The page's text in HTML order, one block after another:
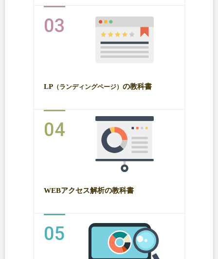
03
LP（ランディングページ） の教科書
04
WEBアクセス解析の教科書
05